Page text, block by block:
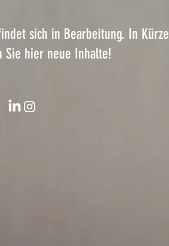
sich in Bearbeitung. In Kürze
Sie hier neue Inhalte!